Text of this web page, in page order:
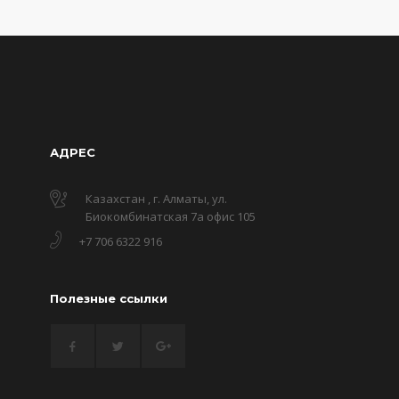
АДРЕС
Казахстан , г. Алматы, ул.
Биокомбинатская 7а офис 105
+7 706 6322 916
Полезные ссылки